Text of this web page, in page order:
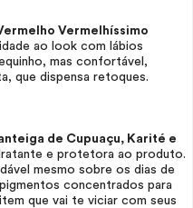
Vermelhíssimo
ao look com lábios
mas confortável,
que dispensa retoques.
de Cupuaçu, Karité e
e protetora ao produto.
mesmo sobre os dias de
concentrados para
que vai te viciar com seus